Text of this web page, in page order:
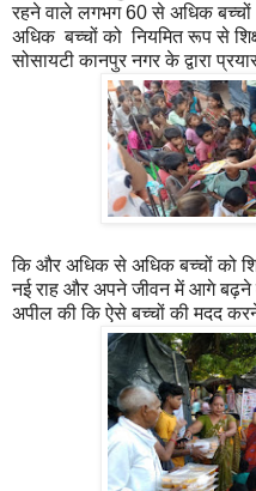
रहने वाले लगभग 60 से अधिक
अधिक बच्चों को नियमित रूप से
सोसायटी कानपुर नगर के द्वारा
कि और अधिक से अधिक बच्चों को
नई राह और अपने जीवन में आगे बढ़ने
अपील की कि ऐसे बच्चों की मदद